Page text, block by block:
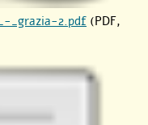
_grazia-2.pdf (PDF,